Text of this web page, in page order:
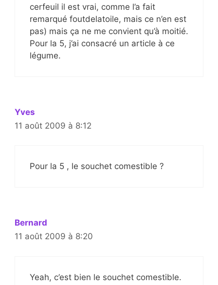
cerfeuil il est vrai, comme l’a fait
remarqué foutdelatoile, mais ce n’en est
pas) mais ça ne me convient qu’à moitié.
Pour la 5, j’ai consacré un article à ce
légume.
Yves
11 août 2009 à 8:12
Pour la 5 , le souchet comestible ?
Bernard
11 août 2009 à 8:20
Yeah, c’est bien le souchet comestible.